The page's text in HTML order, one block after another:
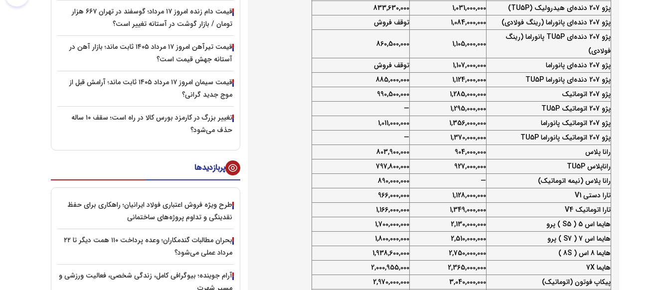
پژو 207 دنده‌ای هیدرولیک (TU5P)
1,031,000,000
833,630,000
پژو 207 دنده‌ای پانوراما (رینگ فولادی)
1,084,000,000
توقف فروش
پژو 207 دنده‌ای TU5P پانوراما (رینگ
فولادی)
1,105,000,000
860,500,000
پژو 207 دنده‌ای پانوراما
1,107,000,000
توقف فروش
پژو 207 دنده‌ای پانوراما TU5P
1,124,000,000
885,000,000
پژو 207 اتوماتیک
1,285,000,000
990,500,000
پژو 207 اتوماتیک TU5P
1,295,000,000
—
پژو 207 اتوماتیک پانوراما
1,356,000,000
1,011,000,000
پژو 207 اتوماتیک پانوراما TU5P
1,370,000,000
—
رانا پلاس
904,000,000
803,900,000
راناپلاس TU5P
927,000,000
797,800,000
رانا پلاس (نیمه اتوماتیک)
—
890,000,000
تارا دستی V1
1,128,000,000
966,000,000
تارا اتوماتیک V4
1,349,000,000
1,166,000,000
هایما اس 5 ( S5 ) پرو
2,130,000,000
1,700,000,000
هایما اس 7 ( S7 ) پرو
2,510,000,000
1,800,000,000
هایما 8 اس ( 8S )
2,750,000,000
1,938,600,000
هایما 7X
2,365,000,000
2,000,955,000
پیکاپ فوتون (اتوماتیک)
3,040,000,000
2,970,000,000
قیمت دام زنده امروز ۱۷ مرداد؛ گوسفند در تهران ۶۶۷ هزار
تومان / بازار گوشت در آستانه تغییر است؟
قیمت تیرآهن امروز ۱۷ مرداد ۱۴۰۵ ثابت ماند؛ بازار آهن در
آستانه جهش قیمت است؟
قیمت سیمان امروز ۱۷ مرداد ۱۴۰۵ ثابت ماند؛ آرامش قبل از
موج جدید گرانی؟
تغییر بزرگ در کارمزد بورس کالا در راه است؛ سقف ۱۰ ساله
حذف می‌شود؟
پربازدیدها
طرح ویژه فروش اعتباری فولاد ایرانیان؛ راهکاری برای حفظ
نقدینگی و تداوم پروژه‌های ساختمانی
بحران مطالبات گندمکاران؛ وعده پرداخت ۱۱۰ همت دیگر تا ۲۲
مرداد عملی می‌شود؟
آرام جوینده؛ بیوگرافی کامل، زندگی شخصی، فعالیت ورزشی و